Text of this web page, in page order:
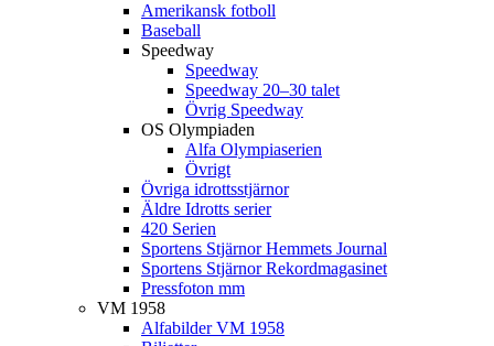
Amerikansk fotboll
Baseball
Speedway
Speedway
Speedway 20–30 talet
Övrig Speedway
OS Olympiaden
Alfa Olympiaserien
Övrigt
Övriga idrottsstjärnor
Äldre Idrotts serier
420 Serien
Sportens Stjärnor Hemmets Journal
Sportens Stjärnor Rekordmagasinet
Pressfoton mm
VM 1958
Alfabilder VM 1958